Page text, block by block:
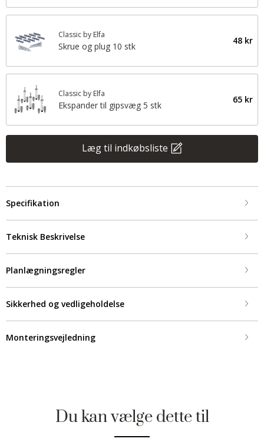
Classic by Elfa
Skrue og plug 10 stk
48 kr
Classic by Elfa
Ekspander til gipsvæg 5 stk
65 kr
Læg til indkøbsliste
Specifikation
Teknisk Beskrivelse
Planlægningsregler
Sikkerhed og vedligeholdelse
Monteringsvejledning
Du kan vælge dette til